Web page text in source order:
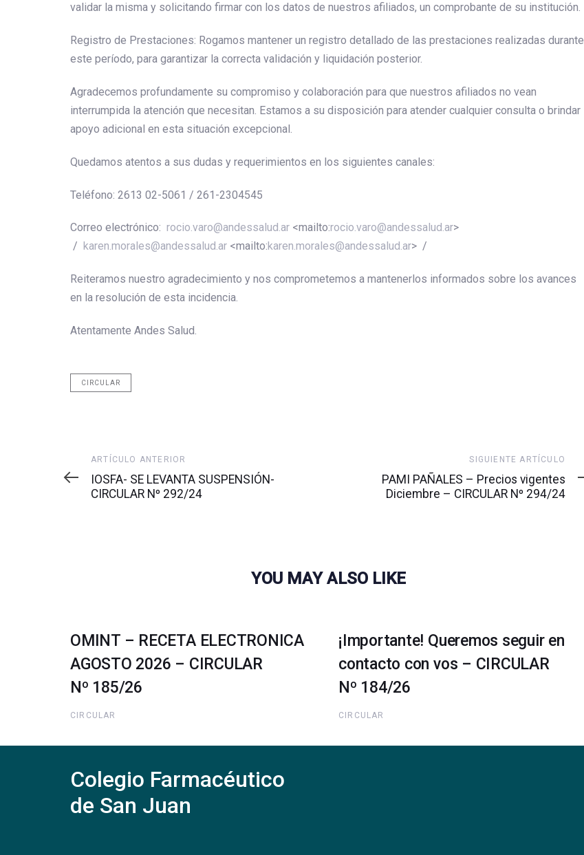
validar la misma y solicitando firmar con los datos de nuestros afiliados, un comprobante de su institución.
Registro de Prestaciones: Rogamos mantener un registro detallado de las prestaciones realizadas durante
este período, para garantizar la correcta validación y liquidación posterior.
Agradecemos profundamente su compromiso y colaboración para que nuestros afiliados no vean
interrumpida la atención que necesitan. Estamos a su disposición para atender cualquier consulta o brindar
apoyo adicional en esta situación excepcional.
Quedamos atentos a sus dudas y requerimientos en los siguientes canales:
Teléfono: 2613 02-5061 / 261-2304545
Correo electrónico: rocio.varo@andessalud.ar <mailto:rocio.varo@andessalud.ar>
/ karen.morales@andessalud.ar <mailto:karen.morales@andessalud.ar> /
Reiteramos nuestro agradecimiento y nos comprometemos a mantenerlos informados sobre los avances
en la resolución de esta incidencia.
Atentamente Andes Salud.
CIRCULAR
Artículo
anterior
ARTÍCULO ANTERIOR
IOSFA- SE LEVANTA SUSPENSIÓN-
CIRCULAR Nº 292/24
artículo
SIGUIENTE ARTÍCULO
PAMI PAÑALES – Precios vigentes
Diciembre – CIRCULAR Nº 294/24
YOU MAY ALSO LIKE
OMINT – RECETA ELECTRONICA
AGOSTO 2026 – CIRCULAR
Nº 185/26
CIRCULAR
¡Importante! Queremos seguir en
contacto con vos – CIRCULAR
Nº 184/26
CIRCULAR
Colegio Farmacéutico
de San Juan